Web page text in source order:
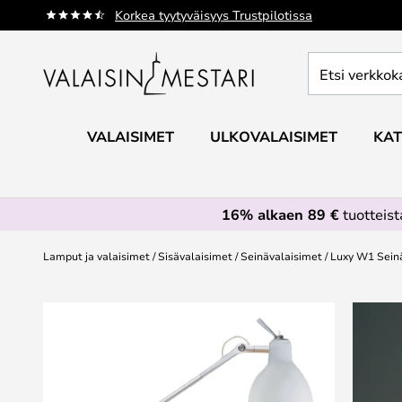
Korkea tyytyväisyys Trustpilotissa
Skip
to
verkkokaupan
VALAISIMET ULKOVALAISIMET
16% alkaen 89 €
Lamput ja valaisimet Sisävalaisimet Seinävalaisimet Luxy W1